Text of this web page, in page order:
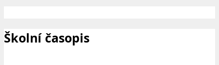
Školní časopis